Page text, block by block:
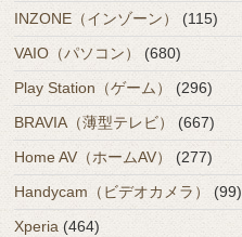
INZONE（インゾーン）
(115)
VAIO（パソコン）
(680)
Play Station（ゲーム）
(296)
BRAVIA（薄型テレビ）
(667)
Home AV（ホームAV）
(277)
Handycam（ビデオカメラ）
(99)
Xperia (464)